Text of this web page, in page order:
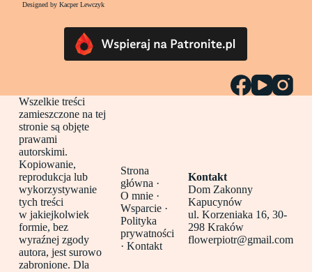
Designed by Kacper Lewczyk
Wszelkie treści
zamieszczone na tej
stronie są objęte
prawami
autorskimi.
Kopiowanie,
reprodukcja lub
wykorzystywanie
tych treści
w jakiejkolwiek
formie, bez
wyraźnej zgody
autora, jest surowo
zabronione. Dla
Strona
główna ·
O mnie ·
Wsparcie ·
Polityka
prywatności
·Kontakt
Kontakt
Dom Zakonny
Kapucynów
ul. Korzeniaka 16, 30-
298 Kraków
flowerpiotr@gmail.com